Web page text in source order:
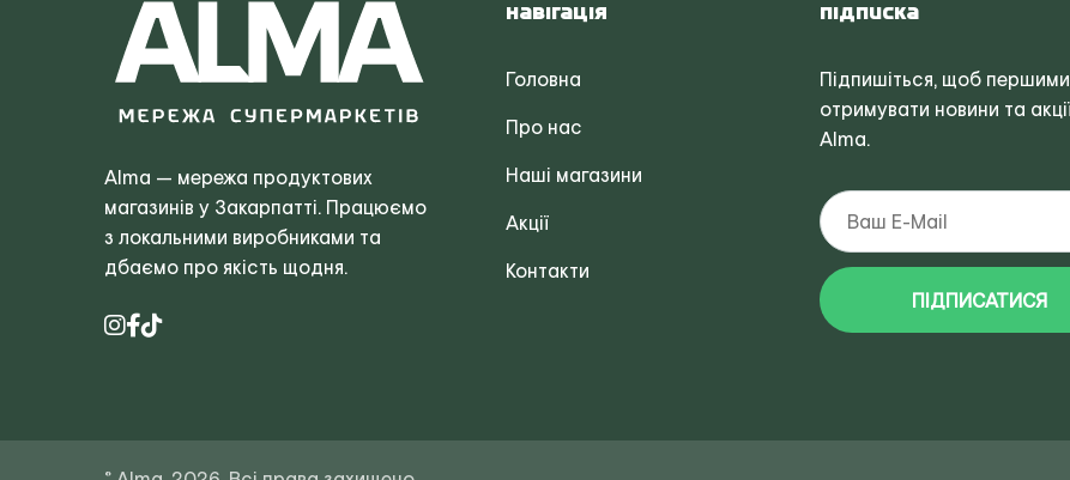
Alma — мережа продуктових
магазинів у Закарпатті. Працюємо
з локальними виробниками та
дбаємо про якість щодня.
Навігація
Головна
Про нас
Наші магазини
Акції
Контакти
Підписка
Підпишіться, щоб першими
отримувати новини та
Alma.
ПІДПИСАТИСЯ